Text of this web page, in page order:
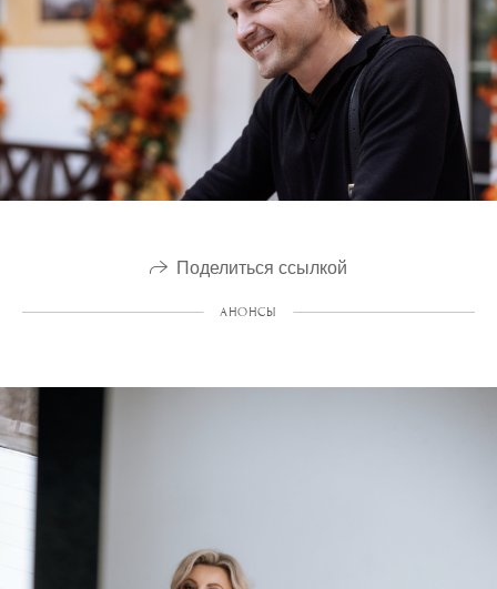
Поделиться ссылкой
АНОНСЫ